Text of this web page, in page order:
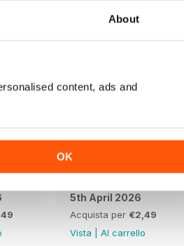
About
content, ads and
OK
5th April 2026
Acquista per €2,49
Vista
Al carrello